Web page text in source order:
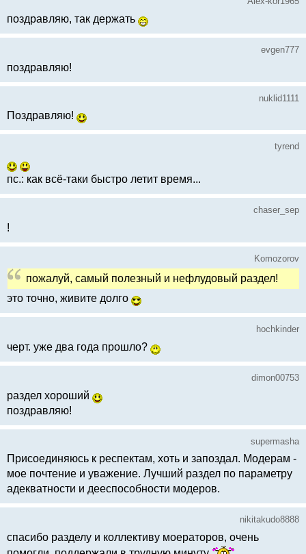
поздравляю, так держать
evgen777
поздравляю!
nuklid1111
Поздравляю!
tyrend
пс.: как всё-таки быстро летит время...
chaser_sep
!
Komozorov
пожалуй, самый полезный и нефлудовый раздел!
это точно, живите долго
hochkinder
черт. уже два года прошло?
dimon00753
раздел хороший
поздравляю!
supermasha
Присоединяюсь к респектам, хоть и запоздал. Модерам -
мое почтение и уважение. Лучший раздел по параметру
адекватности и дееспособности модеров.
nikitakudo8888
спасибо разделу и коллективу моераторов, очень